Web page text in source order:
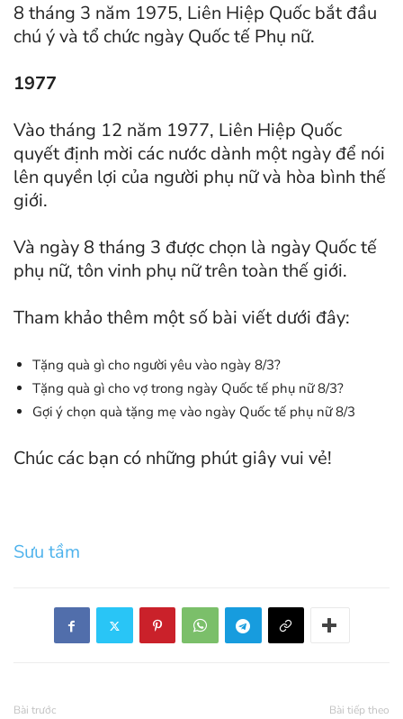
8 tháng 3 năm 1975, Liên Hiệp Quốc bắt đầu
chú ý và tổ chức ngày Quốc tế Phụ nữ.
1977
Vào tháng 12 năm 1977, Liên Hiệp Quốc
quyết định mời các nước dành một ngày để nói
lên quyền lợi của người phụ nữ và hòa bình thế
giới.
Và ngày 8 tháng 3 được chọn là ngày Quốc tế
phụ nữ, tôn vinh phụ nữ trên toàn thế giới.
Tham khảo thêm một số bài viết dưới đây:
Tặng quà gì cho người yêu vào ngày 8/3?
Tặng quà gì cho vợ trong ngày Quốc tế phụ nữ 8/3?
Gợi ý chọn quà tặng mẹ vào ngày Quốc tế phụ nữ 8/3
Chúc các bạn có những phút giây vui vẻ!
Sưu tầm
Bài trước Bài tiếp theo